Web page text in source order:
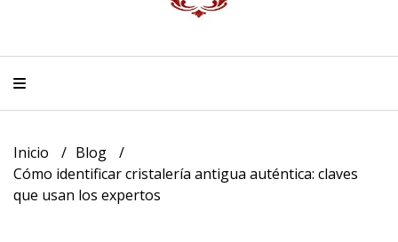
Inicio
Blog
Cómo identificar cristalería antigua auténtica: claves
que usan los expertos